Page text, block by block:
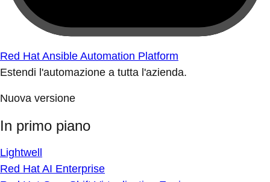
Red Hat Ansible Automation Platform
Estendi l'automazione a tutta l'azienda.
Nuova versione
In primo piano
Lightwell
Red Hat AI Enterprise